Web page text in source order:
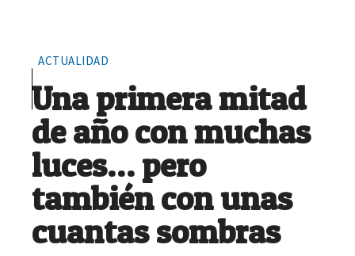
ACTUALIDAD
Una primera mitad
de año con muchas
luces… pero
también con unas
cuantas sombras